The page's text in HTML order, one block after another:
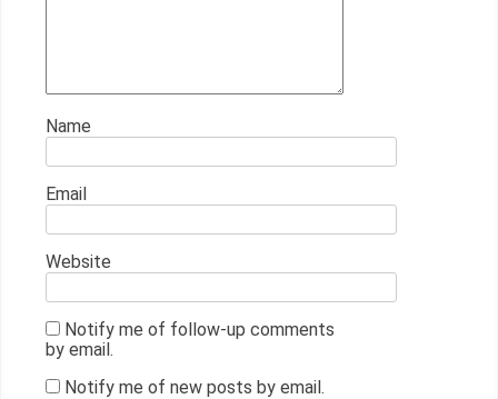
Name
Email
Website
Notify me of follow-up comments
by email.
Notify me of new posts by email.